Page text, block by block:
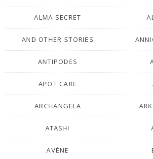
ALMA SECRET
AND OTHER STORIES
ANTIPODES
APOT.CARE
ARCHANGELA
ATASHI
AVÈNE